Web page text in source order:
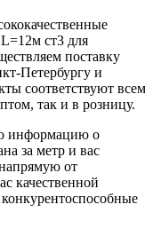
ст3 для
поставку
Петербургу и
соответствуют всем
так и в розницу.
информацию о
за метр и вас
от
качественной